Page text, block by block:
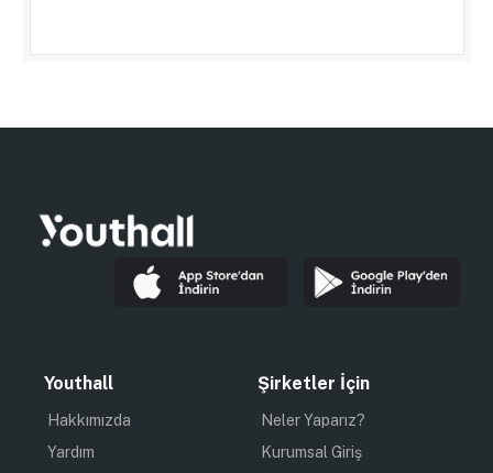
Youthall
Hakkımızda
Yardım
Şirketler İçin
Neler Yaparız?
Kurumsal Giriş